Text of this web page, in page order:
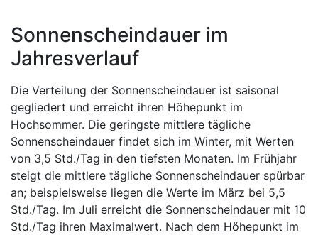
Sonnenscheindauer im
Jahresverlauf
Die Verteilung der Sonnenscheindauer ist saisonal
gegliedert und erreicht ihren Höhepunkt im
Hochsommer. Die geringste mittlere tägliche
Sonnenscheindauer findet sich im Winter, mit Werten
von 3,5 Std./Tag in den tiefsten Monaten. Im Frühjahr
steigt die mittlere tägliche Sonnenscheindauer spürbar
an; beispielsweise liegen die Werte im März bei 5,5
Std./Tag. Im Juli erreicht die Sonnenscheindauer mit 10
Std./Tag ihren Maximalwert. Nach dem Höhepunkt im